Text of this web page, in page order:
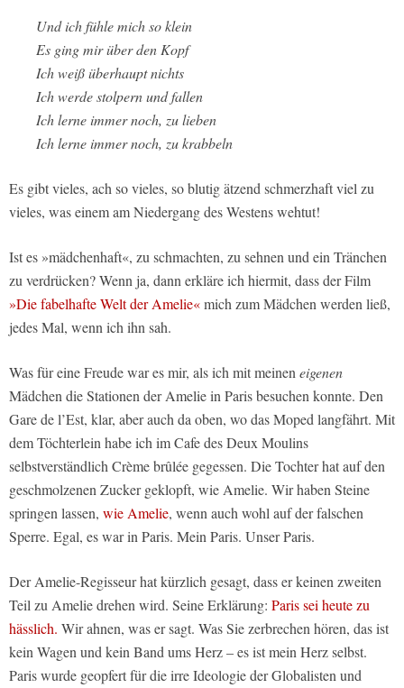
Und ich fühle mich so klein
Es ging mir über den Kopf
Ich weiß überhaupt nichts
Ich werde stolpern und fallen
Ich lerne immer noch, zu lieben
Ich lerne immer noch, zu krabbeln
Es gibt vieles, ach so vieles, so blutig ätzend schmerzhaft viel zu
vieles, was einem am Niedergang des Westens wehtut!
Ist es »mädchenhaft«, zu schmachten, zu sehnen und ein Tränchen
zu verdrücken? Wenn ja, dann erkläre ich hiermit, dass der Film
»Die fabelhafte Welt der Amelie«mich zum Mädchen werden ließ,
jedes Mal, wenn ich ihn sah.
Was für eine Freude war es mir, als ich mit meineneigenen
Mädchen die Stationen der Amelie in Paris besuchen konnte. Den
Gare de l’Est, klar, aber auch da oben, wo das Moped langfährt. Mit
dem Töchterlein habe ich im Cafe des Deux Moulins
selbstverständlich Crème brûlée gegessen. Die Tochter hat auf den
geschmolzenen Zucker geklopft, wie Amelie. Wir haben Steine
springen lassen, wie Amelie, wenn auch wohl auf der falschen
Sperre. Egal, es war in Paris. Mein Paris. Unser Paris.
Der Amelie-Regisseur hat kürzlich gesagt, dass er keinen zweiten
Teil zu Amelie drehen wird. Seine Erklärung: Paris sei heute zu
hässlich. Wir ahnen, was er sagt. Was Sie zerbrechen hören, das ist
kein Wagen und kein Band ums Herz – es ist mein Herz selbst.
Paris wurde geopfert für die irre Ideologie der Globalisten und